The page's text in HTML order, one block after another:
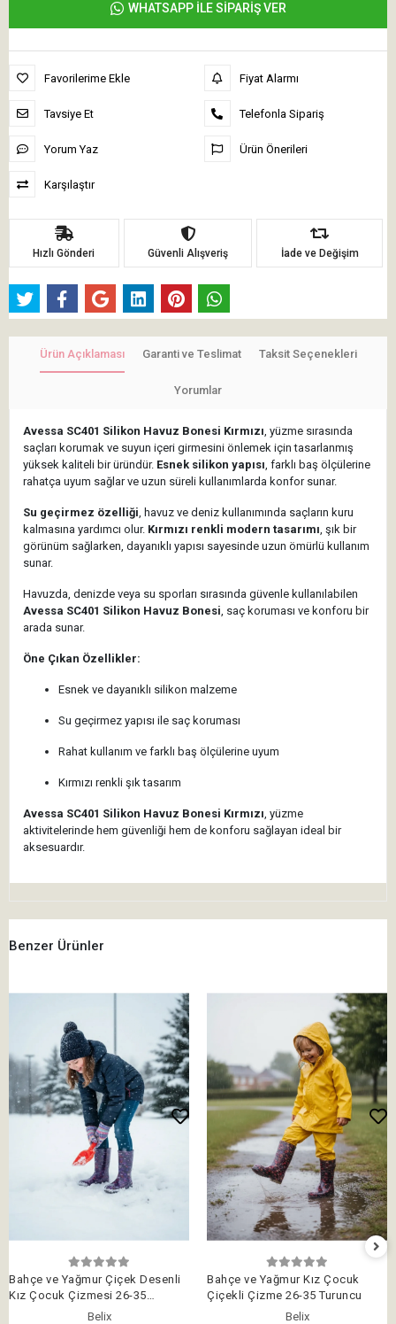
WHATSAPP İLE SİPARİŞ VER
Favorilerime Ekle
Tavsiye Et
Yorum Yaz
Karşılaştır
Fiyat Alarmı
Telefonla Sipariş
Ürün Önerileri
Hızlı Gönderi Güvenli Alışveriş İade ve Değişim
Ürün Açıklaması Garanti ve Teslimat Taksit Seçenekleri
Yorumlar
Avessa SC401 Silikon Havuz Bonesi Kırmızı , yüzme sırasında
saçları korumak ve suyun içeri girmesini önlemek için tasarlanmış
yüksek kaliteli bir üründür. Esnek silikon yapısı , farklı baş ölçülerine
rahatça uyum sağlar ve uzun süreli kullanımlarda konfor sunar.
Su geçirmez özelliği , havuz ve deniz kullanımında saçların kuru
kalmasına yardımcı olur. Kırmızı renkli modern tasarımı , şık bir
görünüm sağlarken, dayanıklı yapısı sayesinde uzun ömürlü kullanım
sunar.
Havuzda, denizde veya su sporları sırasında güvenle kullanılabilen
Avessa SC401 Silikon Havuz Bonesi , saç koruması ve konforu bir
arada sunar.
Öne Çıkan Özellikler:
Esnek ve dayanıklı silikon malzeme
Su geçirmez yapısı ile saç koruması
Rahat kullanım ve farklı baş ölçülerine uyum
Kırmızı renkli şık tasarım
Avessa SC401 Silikon Havuz Bonesi Kırmızı , yüzme
aktivitelerinde hem güvenliği hem de konforu sağlayan ideal bir
aksesuardır.
Benzer Ürünler
Bahçe ve Yağmur Çiçek Desenli
Kız Çocuk Çizmesi 26-35
Belix
Bahçe ve Yağmur Kız Çocuk
Çiçekli Çizme 26-35 Turuncu
Belix